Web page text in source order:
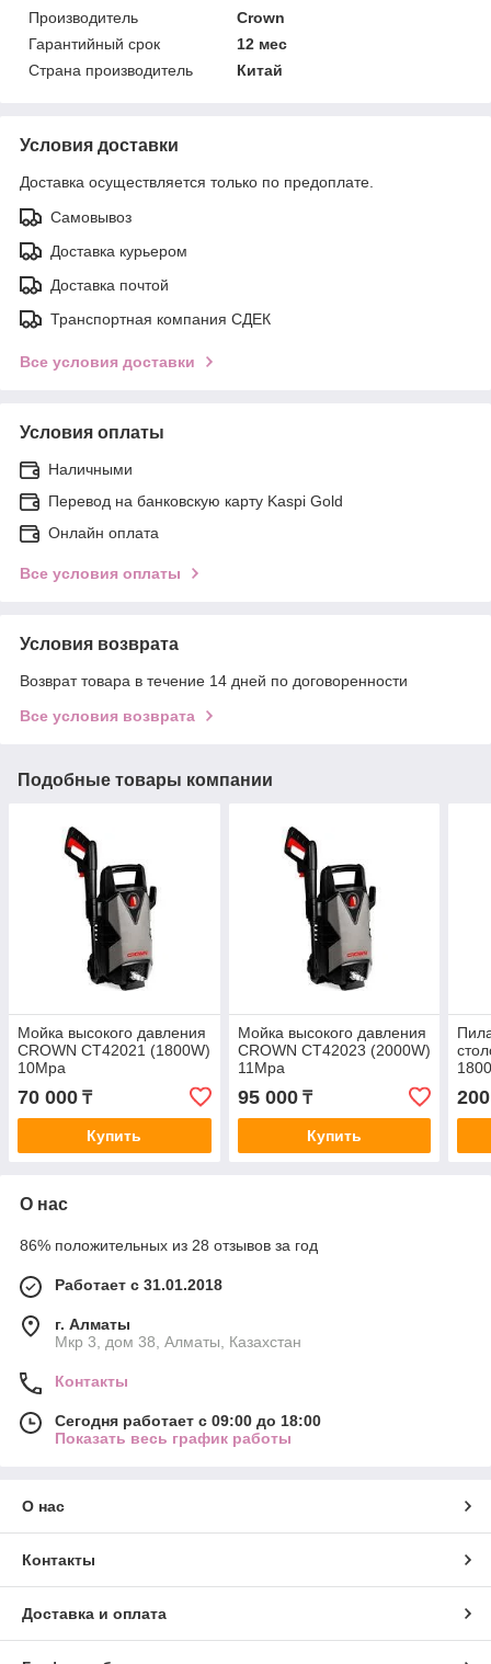
Производитель
Crown
Гарантийный срок
12 мес
Страна производитель
Китай
Условия доставки
Доставка осуществляется только по предоплате.
Самовывоз
Доставка курьером
Доставка почтой
Транспортная компания СДЕК
Все условия доставки
Условия оплаты
Наличными
Перевод на банковскую карту Kaspi Gold
Онлайн оплата
Все условия оплаты
Условия возврата
Возврат товара в течение 14 дней по договоренности
Все условия возврата
Подобные товары компании
Мойка высокого давления
CROWN CT42021 (1800W)
10Mpa
70 000 ₸
Купить
Мойка высокого давления
CROWN CT42023 (2000W)
11Mpa
95 000₸
Купить
О нас
86% положительных из 28 отзывов за год
Работает с 31.01.2018
г. Алматы
Мкр 3, дом 38, Алматы, Казахстан
Контакты
Сегодня работает с 09:00 до 18:00
Показать весь график работы
О нас
Контакты
Доставка и оплата